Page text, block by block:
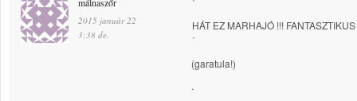
2015 január 22
3:38 de.
HÁT EZ MARHAJÓ !!!
˙
(garatula!)
.